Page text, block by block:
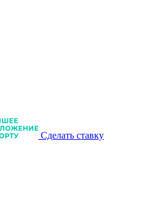
Сделать ставку